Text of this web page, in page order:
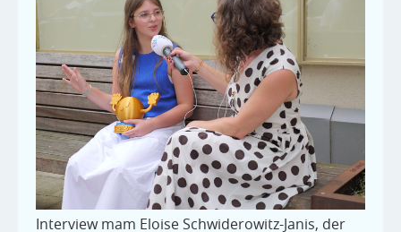
Interview mam Eloise Schwiderowitz-Janis, der